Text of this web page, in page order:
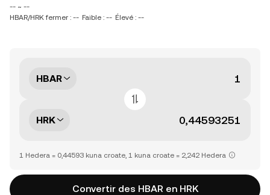
-- ~ --
HBAR/HRK fermer : -- Faible : -- Élevé : --
HBAR
HRK
1 Hedera = 0,44593 kuna croate, 1 kuna croate = 2,242 Hedera
Convertir des HBAR en HRK